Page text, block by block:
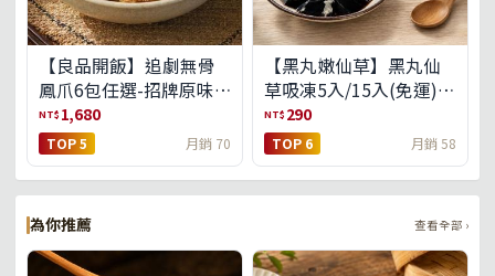
【良品開飯】追劇無骨
鳳爪6包任選-招牌原味/
濃濃蒜香/過癮麻辣(免運
組)
NT$ 1,680
TOP 5 月銷 70
【黑丸嫩仙草】黑丸仙
草吸凍5入/15入(免運)
(預購中8/14出貨)
NT$ 290
TOP 6 月銷 58
為你推薦 查看全部 ›